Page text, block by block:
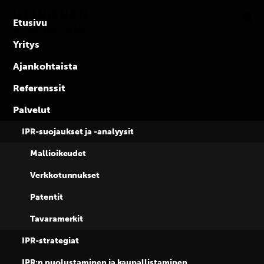
IPR-
kaikkialla
maailmassa
Etusivu
Yritys
Ajankohtaista
Referenssit
Palvelut
IPR-suojaukset ja -analyysit
Mallioikeudet
Verkkotunnukset
Patentit
Tavaramerkit
IPR-strategiat
Kati Rantala on
valittu Suomen
yhdistys ry:n
hallituksen